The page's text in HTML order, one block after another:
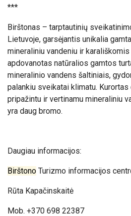
***
Birštonas – tarptautinių
Lietuvoje, garsėjantis unikalia
mineraliniu vandeniu ir
apdovanotas natūralios gamtos
mineralinio vandens šaltiniais,
palankiu sveikatai klimatu.
pripažintu ir vertinamu mineraliniu
yra daug bromo.
Daugiau informacijos:
Birštono Turizmo informacijos
Rūta Kapačinskaitė
Mob. +370 698 22387